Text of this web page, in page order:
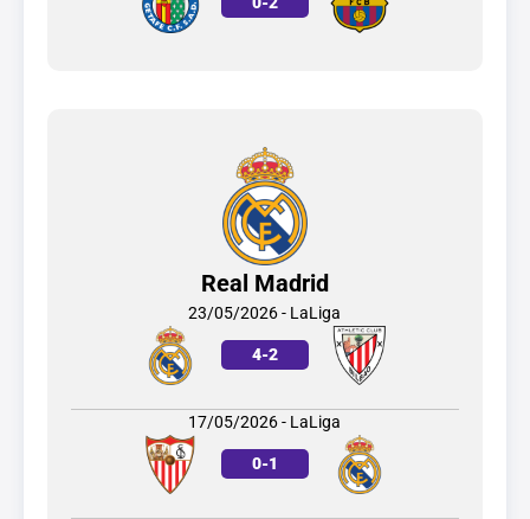
Real Madrid
23/05/2026 - LaLiga
4-2
17/05/2026 - LaLiga
0-1